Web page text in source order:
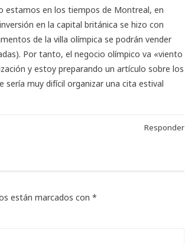
estamos en los tiempos de Montreal, en
en la capital británica se hizo con
de la villa olímpica se podrán vender
Por tanto, el negocio olímpico va «viento
y estoy preparando un artículo sobre los
muy difícil organizar una cita estival
Responder
están marcados con *